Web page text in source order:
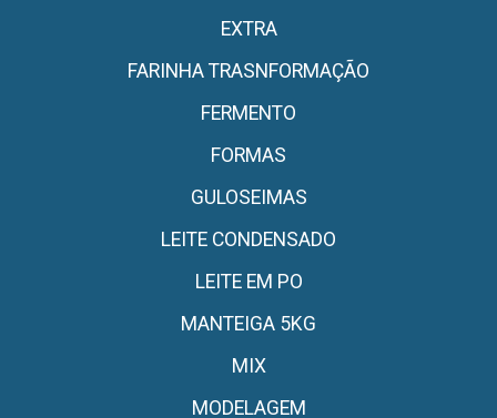
EXTRA
FARINHA TRASNFORMAÇÃO
FERMENTO
FORMAS
GULOSEIMAS
LEITE CONDENSADO
LEITE EM PO
MANTEIGA 5KG
MIX
MODELAGEM